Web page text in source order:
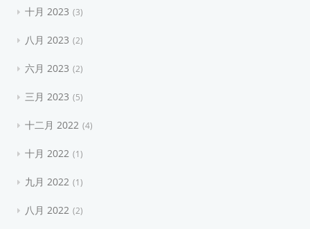
十月 2023 3
八月 2023 2
六月 2023 2
三月 2023 5
十二月 2022 4
十月 2022 1
九月 2022 1
八月 2022 2